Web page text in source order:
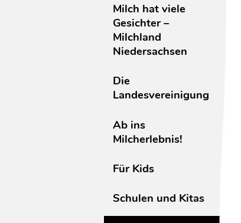
Milch hat viele
Gesichter –
Milchland
Niedersachsen
Die
Landesvereinigung
Ab ins
Milcherlebnis!
Für Kids
Schulen und Kitas